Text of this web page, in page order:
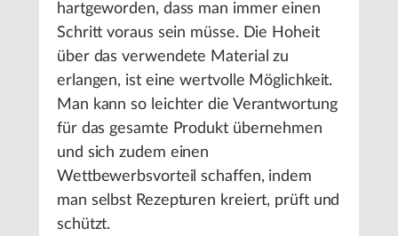
hartgeworden, dass man immer einen
Schritt voraus sein müsse. Die Hoheit
über das verwendete Material zu
erlangen, ist eine wertvolle Möglichkeit.
Man kann so leichter die Verantwortung
für das gesamte Produkt übernehmen
und sich zudem einen
Wettbewerbsvorteil schaffen, indem
man selbst Rezepturen kreiert, prüft und
schützt.